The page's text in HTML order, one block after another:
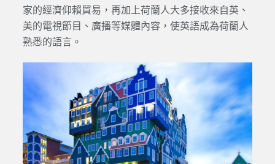
家的經濟仰賴貿易，再加上荷蘭人大多接收來自英、
美的電視節目、廣播等媒體內容，使英語成為荷蘭人
熟悉的語言。